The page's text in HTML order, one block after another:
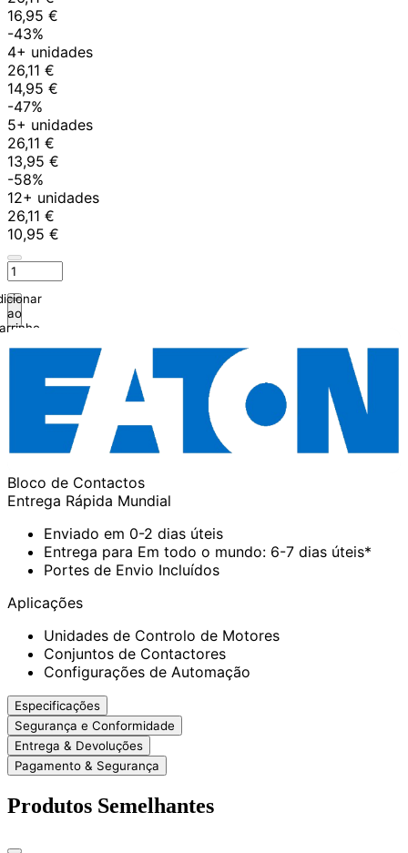
16,95 €
-43%
4+ unidades
26,11 €
14,95 €
-47%
5+ unidades
26,11 €
13,95 €
-58%
12+ unidades
26,11 €
10,95 €
ao
Bloco de Contactos
Entrega Rápida Mundial
Enviado em 0-2 dias úteis
Entrega para Em todo o mundo: 6-7 dias úteis*
Portes de Envio Incluídos
Aplicações
Unidades de Controlo de Motores
Conjuntos de Contactores
Configurações de Automação
Especificações
Segurança e Conformidade
Entrega & Devoluções
Pagamento & Segurança
Produtos Semelhantes